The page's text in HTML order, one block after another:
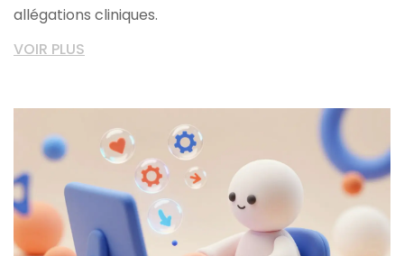
allégations cliniques.
VOIR PLUS